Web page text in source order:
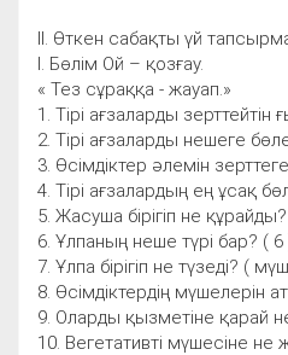
ІІ. Өткен сабақты үй
І. Бөлім Ой – қозғау.
« Тез сұраққа - жауап.»
1. Тірі ағзаларды
2. Тірі ағзаларды нешеге
3. Өсімдіктер әлемін
4. Тірі ағзалардың ең ұсақ
5. Жасуша бірігіп не
6. Ұлпаның неше түрі бар? ( 6
7. Ұлпа бірігіп не түзеді? (
8. Өсімдіктердің мүшелерін
9. Оларды қызметіне қарай
10. Вегетативті мүшесіне